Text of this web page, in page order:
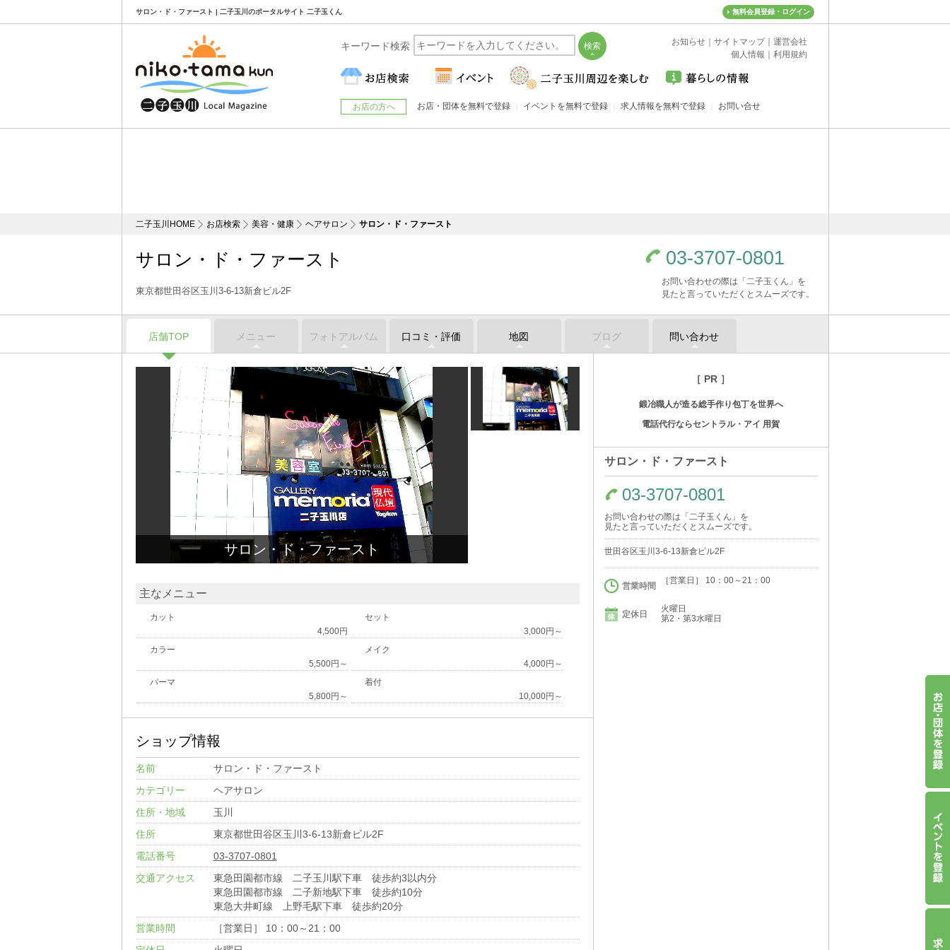
サロン・ド・ファースト | 二子玉川のポータルサイト 二子玉くん 無料会員登録・ログイン
二子玉川HOME お店検索 美容・健康 ヘアサロン サロン・ド・ファースト
サロン・ド・ファースト
東京都世田谷区玉川3-6-13新倉ビル2F
03-3707-0801
お問い合わせの際は「二子玉くん」を
見たと言っていただくとスムーズです。
店舗TOP メニュー フォトアルバム 口コミ・評価 地図 ブログ 問い合わせ
サロン・ド・ファースト
主なメニュー
カット
4,500円
セット
3,000円～
カラー
5,500円～
メイク
4,000円～
パーマ
5,800円～
着付
10,000円～
ショップ情報
名前
サロン・ド・ファースト
カテゴリー
ヘアサロン
住所・地域
玉川
住所
東京都世田谷区玉川3-6-13新倉ビル2F
電話番号
03-3707-0801
交通アクセス
東急田園都市線 二子玉川駅下車 徒歩約3以内分
東急田園都市線 二子新地駅下車 徒歩約10分
東急大井町線 上野毛駅下車 徒歩約20分
営業時間
［営業日］ 10：00～21：00
［ PR ］
鍛冶職人が造る総手作り包丁を世界へ
電話代行ならセントラル・アイ 用賀
サロン・ド・ファースト
03-3707-0801
お問い合わせの際は「二子玉くん」を
見たと言っていただくとスムーズです。
世田谷区玉川3-6-13新倉ビル2F
営業時間
［営業日］ 10：00～21：00
定休日
火曜日
第2・第3水曜日
キーワード検索 お知らせ サイトマップ｜ 運営会社
個人情報
利用規約
お店の方へ お店・団体を無料で登録 イベントを無料で登録 求人情報を無料で登録 お問い合せ